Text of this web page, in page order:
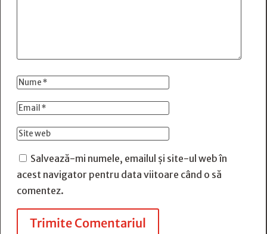
Salvează-mi numele, emailul și site-ul web în
acest navigator pentru data viitoare când o să
comentez.
Trimite Comentariul